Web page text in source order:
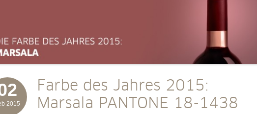
2015
Farbe des Jahres 2015:
Marsala PANTONE 18-1438